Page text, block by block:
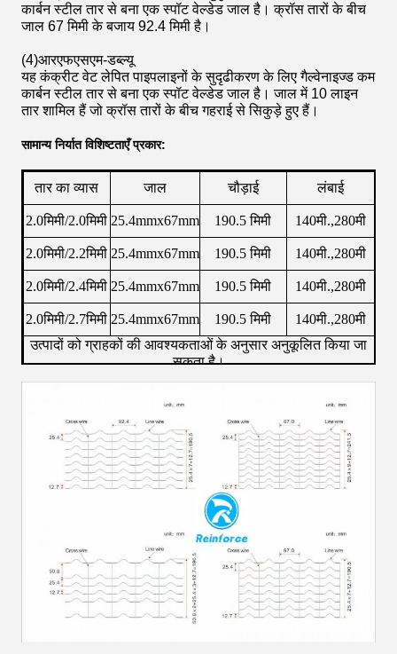
कार्बन स्टील तार से बना एक स्पॉट वेल्डेड जाल है। क्रॉस तारों के बीच
जाल 67 मिमी के बजाय 92.4 मिमी है।
(4)आरएफएसएम-डब्ल्यू
यह कंक्रीट वेट लेपित पाइपलाइनों के सुदृढीकरण के लिए गैल्वेनाइज्ड कम
कार्बन स्टील तार से बना एक स्पॉट वेल्डेड जाल है। जाल में 10 लाइन
तार शामिल हैं जो क्रॉस तारों के बीच गहराई से सिकुड़े हुए हैं।
सामान्य निर्यात विशिष्टताएँ प्रकार:
तार का व्यास जाल चौड़ाई लंबाई
2.0मिमी/2.0मिमी 25.4mmx67mm 190.5 मिमी 140मी.,280मी
2.0मिमी/2.2मिमी 25.4mmx67mm 190.5 मिमी 140मी.,280मी
2.0मिमी/2.4मिमी 25.4mmx67mm 190.5 मिमी 140मी.,280मी
2.0मिमी/2.7मिमी 25.4mmx67mm 190.5 मिमी
140मी.,280मी
उत्पादों को ग्राहकों की आवश्यकताओं के अनुसार अनुकूलित किया जा
सकता है।